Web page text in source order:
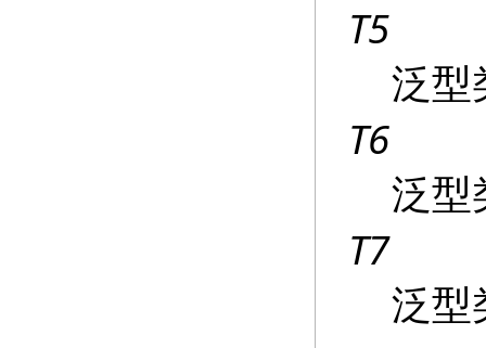
T5
泛型
T6
泛型
T7
泛型